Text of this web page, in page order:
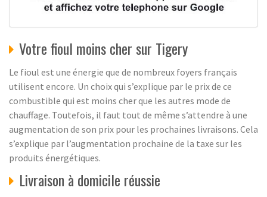
Votre fioul moins cher sur Tigery
Le fioul est une énergie que de nombreux foyers français
utilisent encore. Un choix qui s’explique par le prix de ce
combustible qui est moins cher que les autres mode de
chauffage. Toutefois, il faut tout de même s’attendre à une
augmentation de son prix pour les prochaines livraisons. Cela
s’explique par l’augmentation prochaine de la taxe sur les
produits énergétiques.
Livraison à domicile réussie